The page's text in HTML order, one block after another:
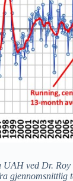
ved Dr. Roy
gjennomsnittlig